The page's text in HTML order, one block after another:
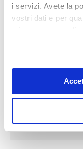
i servizi. Avete la
vostri dati e per
modificare o
momento dalla
sull'icona di
raccogliere
geografica,